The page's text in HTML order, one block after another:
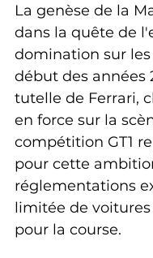
La genèse de la
dans la quête de
domination sur
début des années
tutelle de Ferrari,
en force sur la
compétition GT1
pour cette
réglementations
limitée de
pour la course.